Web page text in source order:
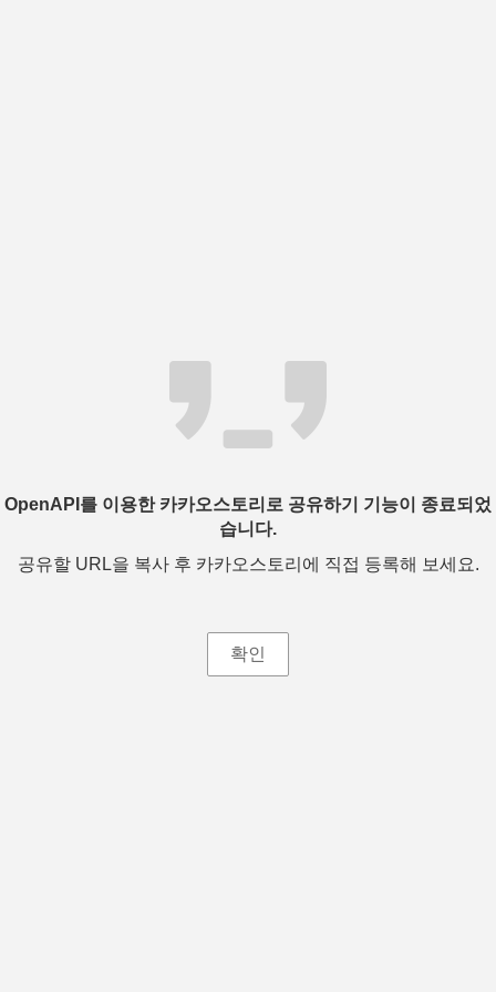
OpenAPI를 이용한 카카오스토리로 공유하기 기능이 종료되었
습니다.
공유할 URL을 복사 후 카카오스토리에 직접 등록해 보세요.
확인